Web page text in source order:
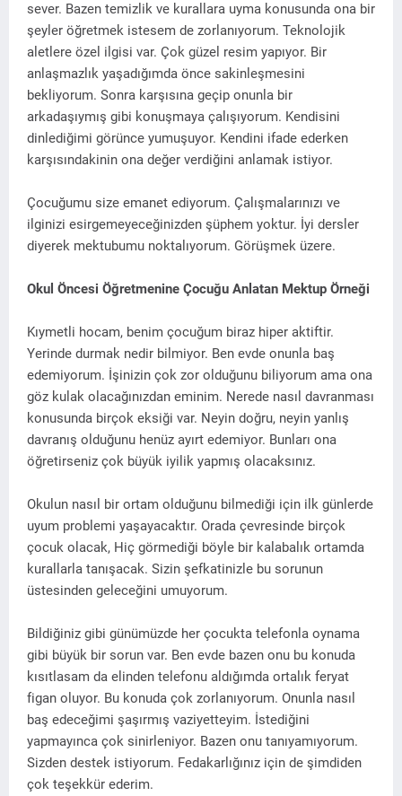
sever. Bazen temizlik ve kurallara uyma konusunda ona bir
şeyler öğretmek istesem de zorlanıyorum. Teknolojik
aletlere özel ilgisi var. Çok güzel resim yapıyor. Bir
anlaşmazlık yaşadığımda önce sakinleşmesini
bekliyorum. Sonra karşısına geçip onunla bir
arkadaşıymış gibi konuşmaya çalışıyorum. Kendisini
dinlediğimi görünce yumuşuyor. Kendini ifade ederken
karşısındakinin ona değer verdiğini anlamak istiyor.
Çocuğumu size emanet ediyorum. Çalışmalarınızı ve
ilginizi esirgemeyeceğinizden şüphem yoktur. İyi dersler
diyerek mektubumu noktalıyorum. Görüşmek üzere.
Okul Öncesi Öğretmenine Çocuğu Anlatan Mektup Örneği
Kıymetli hocam, benim çocuğum biraz hiper aktiftir.
Yerinde durmak nedir bilmiyor. Ben evde onunla baş
edemiyorum. İşinizin çok zor olduğunu biliyorum ama ona
göz kulak olacağınızdan eminim. Nerede nasıl davranması
konusunda birçok eksiği var. Neyin doğru, neyin yanlış
davranış olduğunu henüz ayırt edemiyor. Bunları ona
öğretirseniz çok büyük iyilik yapmış olacaksınız.
Okulun nasıl bir ortam olduğunu bilmediği için ilk günlerde
uyum problemi yaşayacaktır. Orada çevresinde birçok
çocuk olacak, Hiç görmediği böyle bir kalabalık ortamda
kurallarla tanışacak. Sizin şefkatinizle bu sorunun
üstesinden geleceğini umuyorum.
Bildiğiniz gibi günümüzde her çocukta telefonla oynama
gibi büyük bir sorun var. Ben evde bazen onu bu konuda
kısıtlasam da elinden telefonu aldığımda ortalık feryat
figan oluyor. Bu konuda çok zorlanıyorum. Onunla nasıl
baş edeceğimi şaşırmış vaziyetteyim. İstediğini
yapmayınca çok sinirleniyor. Bazen onu tanıyamıyorum.
Sizden destek istiyorum. Fedakarlığınız için de şimdiden
çok teşekkür ederim.